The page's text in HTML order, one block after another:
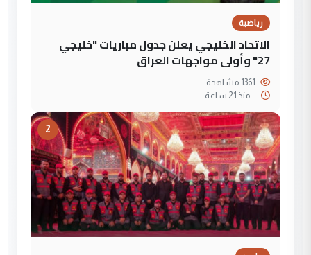
رياضية
الاتحاد الخليجي يعلن جدول مباريات "خليجي
27" وأولى مواجهات العراق
--منذ 21 ساعة
2